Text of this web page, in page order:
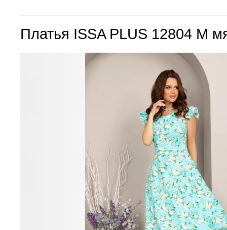
Платья ISSA PLUS 12804 M